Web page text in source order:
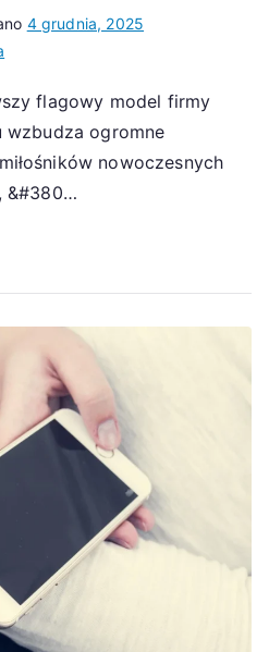
4 grudnia, 2025
flagowy model firmy
ogromne
nowoczesnych
&#380…